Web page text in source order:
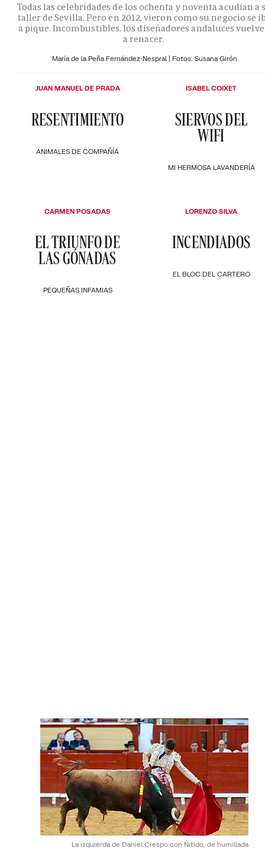
Todas las celebridades de los ochenta y noventa acudían a
taller de Sevilla. Pero en 2012, vieron como su negocio se
a pique. Incombustibles, los diseñadores andaluces
a renacer.
María de la Peña Fernández-Nespral | Fotos: Susana Girón
ANIMALES DE COMPAÑÍA
RESENTIMIENTO
JUAN MANUEL DE PRADA
MI HERMOSA LAVANDERÍA
SIERVOS DEL
WIFI
ISABEL COIXET
PEQUEÑAS INFAMIAS
EL TRIUNFO DE
LAS GÓNADAS
CARMEN POSADAS
EL BLOC DEL CARTERO
INCENDIADOS
LORENZO SILVA
La izquierda de Daniel Crespo con Nitido, de humillada